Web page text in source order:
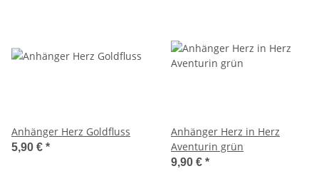
Anhänger Herz Goldfluss
5,90 € *
Anhänger Herz in Herz
Aventurin grün
9,90 € *